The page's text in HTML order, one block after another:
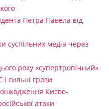
Петра Павела від
суспільних медіа через
року «супертропічний»
сильні грози
Києво-
атаки